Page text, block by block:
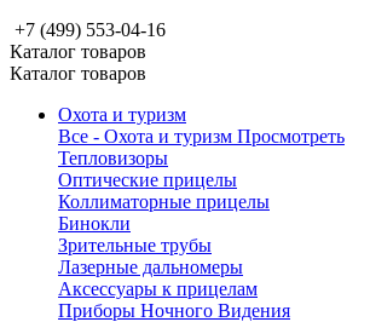
+7 (499) 553-04-16
Каталог товаров
Каталог товаров
Охота и туризм
Все - Охота и туризм Просмотреть
Тепловизоры
Оптические прицелы
Коллиматорные прицелы
Бинокли
Зрительные трубы
Лазерные дальномеры
Аксессуары к прицелам
Приборы Ночного Видения